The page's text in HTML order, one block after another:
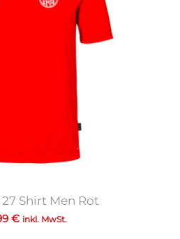
Shirt Men Rot
€ inkl. MwSt.